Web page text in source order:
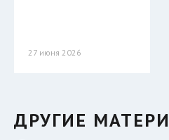
27 июня 2026
ДРУГИЕ